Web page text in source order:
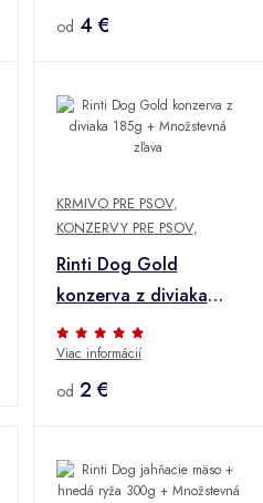
od 4 €
KRMIVO PRE PSOV,
KONZERVY PRE PSOV,
Rinti Dog Gold
konzerva z diviaka
185g + Množstevná
zľava
Viac informácií
od 2 €